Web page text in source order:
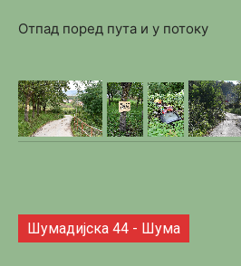
Отпад поред пута и у потоку
Шумадијска 44 - Шума